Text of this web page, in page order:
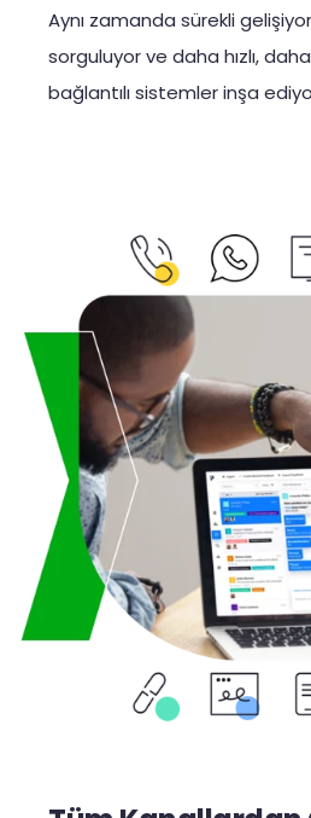
Aynı zamanda sürekli
sorguluyor ve daha hızlı, daha
bağlantılı sistemler inşa